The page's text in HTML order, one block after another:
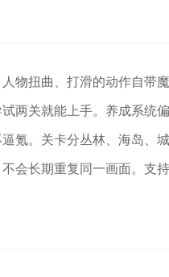
物扭曲、打滑的动作自带
两关就能上手。养成系统
氪。关卡分丛林、海岛、
会长期重复同一画面。支